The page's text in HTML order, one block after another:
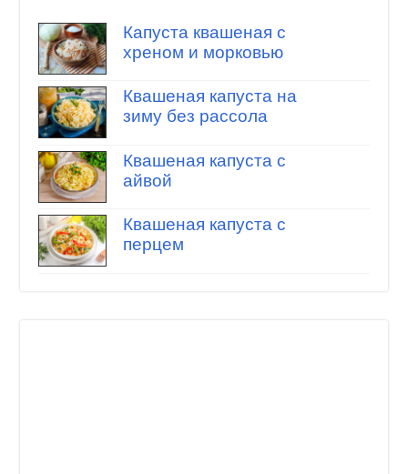
Капуста квашеная с
хреном и морковью
Квашеная капуста на
зиму без рассола
Квашеная капуста с
айвой
Квашеная капуста с
перцем